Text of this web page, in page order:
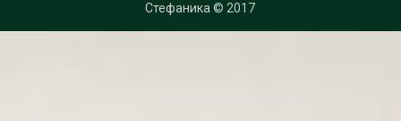
Стефаника © 2017